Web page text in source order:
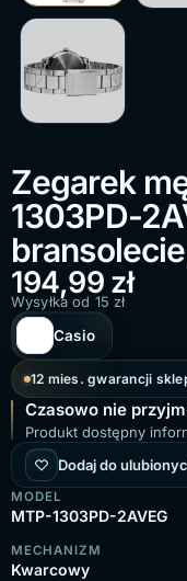
Zegarek
1303PD-
194,99 zł
Wysyłka od 15 zł
Casio
12 mies. gwarancji
Czasowo nie
Produkt dostępny
Dodaj do
MODEL
MTP-1303PD-2AVEG
MECHANIZM
Kwarcowy